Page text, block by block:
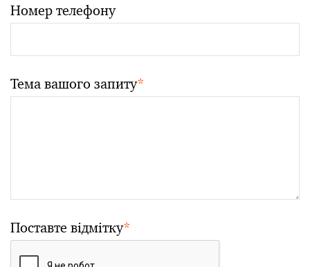
Номер телефону
Тема вашого запиту*
Поставте відмітку*